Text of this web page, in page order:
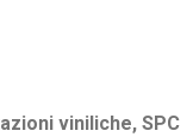
viniliche, SPC